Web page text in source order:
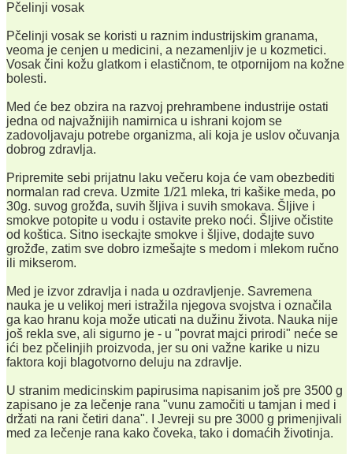
Pčelinji vosak
Pčelinji vosak se koristi u raznim industrijskim granama,
veoma je cenjen u medicini, a nezamenljiv je u kozmetici.
Vosak čini kožu glatkom i elastičnom, te otpornijom na kožne
bolesti.
Med će bez obzira na razvoj prehrambene industrije ostati
jedna od najvažnijih namirnica u ishrani kojom se
zadovoljavaju potrebe organizma, ali koja je uslov očuvanja
dobrog zdravlja.
Pripremite sebi prijatnu laku večeru koja će vam obezbediti
normalan rad creva. Uzmite 1/21 mleka, tri kašike meda, po
30g. suvog grožđa, suvih šljiva i suvih smokava. Šljive i
smokve potopite u vodu i ostavite preko noći. Šljive očistite
od koštica. Sitno iseckajte smokve i šljive, dodajte suvo
grožđe, zatim sve dobro izmešajte s medom i mlekom ručno
ili mikserom.
Med je izvor zdravlja i nada u ozdravljenje. Savremena
nauka je u velikoj meri istražila njegova svojstva i označila
ga kao hranu koja može uticati na dužinu života. Nauka nije
još rekla sve, ali sigurno je - u "povrat majci prirodi" neće se
ići bez pčelinjih proizvoda, jer su oni važne karike u nizu
faktora koji blagotvorno deluju na zdravlje.
U stranim medicinskim papirusima napisanim još pre 3500 g
zapisano je za lečenje rana "vunu zamočiti u tamjan i med i
držati na rani četiri dana". I Jevreji su pre 3000 g primenjivali
med za lečenje rana kako čoveka, tako i domaćih životinja.